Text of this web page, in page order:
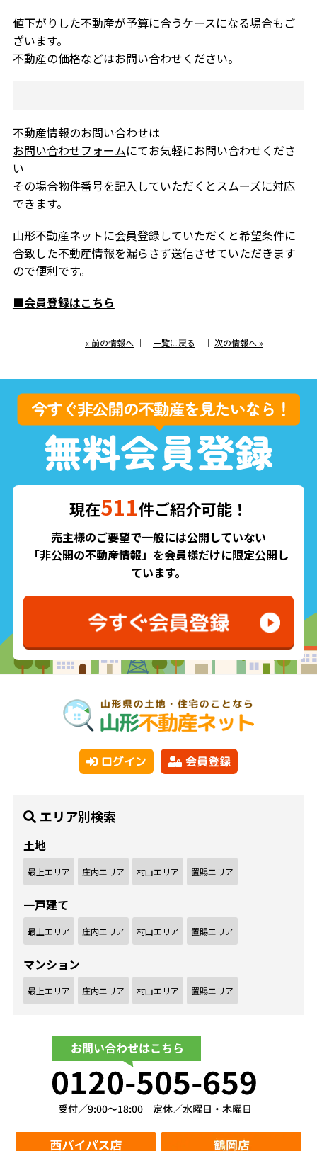
値下がりした不動産が予算に合うケースになる場合もご
ざいます。
不動産の価格などはお問い合わせください。
不動産情報のお問い合わせは
お問い合わせフォームにてお気軽にお問い合わせくださ
い
その場合物件番号を記入していただくとスムーズに対応
できます。
山形不動産ネットに会員登録していただくと希望条件に
合致した不動産情報を漏らさず送信させていただきます
ので便利です。
■会員登録はこちら
« 前の情報へ ｜ 一覧に戻る ｜ 次の情報へ »
現在511件ご紹介可能！
売主様のご要望で一般には公開していない
「非公開の不動産情報」を会員様だけに限定公開し
ています。
ログイン 会員登録
エリア別検索
土地
最上エリア 庄内エリア 村山エリア 置賜エリア
一戸建て
最上エリア 庄内エリア 村山エリア 置賜エリア
マンション
最上エリア 庄内エリア 村山エリア 置賜エリア